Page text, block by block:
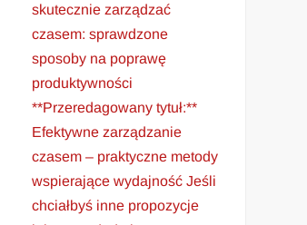
skutecznie zarządzać
czasem: sprawdzone
sposoby na poprawę
produktywności
**Przeredagowany tytuł:**
Efektywne zarządzanie
czasem – praktyczne metody
wspierające wydajność Jeśli
chciałbyś inne propozycje